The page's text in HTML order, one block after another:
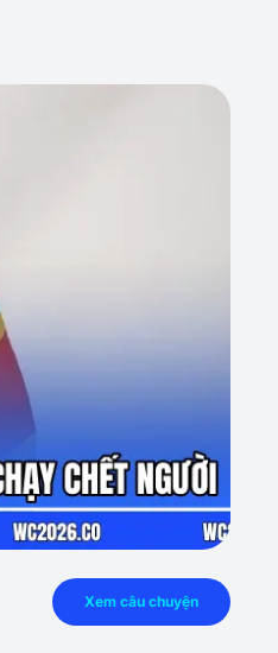
Xem câu chuyện